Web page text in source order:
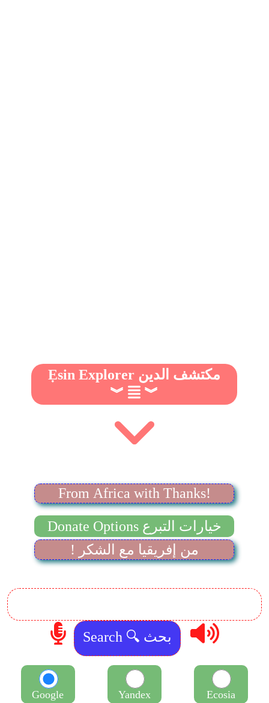
Ẹsin Explorer مكتشف الدين
︾
︾
From Africa with Thanks!
Donate Options خيارات التبرع
! من إفريقيا مع الشكر
Google Yandex Ecosia